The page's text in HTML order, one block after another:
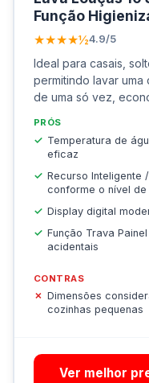
Função
★★★★½4.9/5
Ideal para casais,
permitindo lavar
de uma só vez,
PRÓS
Temperatura de
eficaz
Recurso Inteligente
conforme o nível de
Display digital
Função Trava
acidentais
CONTRAS
Dimensões
cozinhas pequenas
Ver melhor